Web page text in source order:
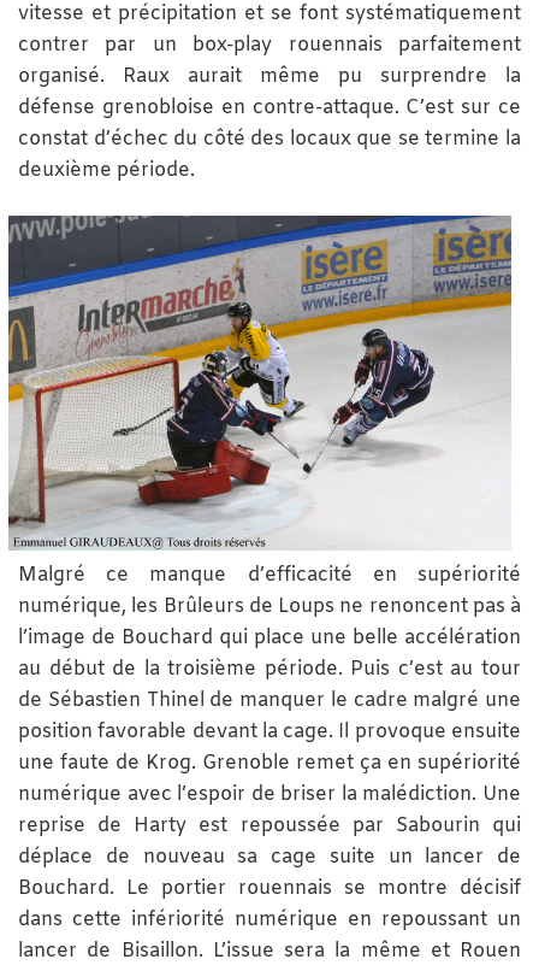
vitesse et précipitation et se font systématiquement
contrer par un box-play rouennais parfaitement
organisé. Raux aurait même pu surprendre la
défense grenobloise en contre-attaque. C’est sur ce
constat d’échec du côté des locaux que se termine la
deuxième période.
Malgré ce manque d’efficacité en supériorité
numérique, les Brûleurs de Loups ne renoncent pas à
l’image de Bouchard qui place une belle accélération
au début de la troisième période. Puis c’est au tour
de Sébastien Thinel de manquer le cadre malgré une
position favorable devant la cage. Il provoque ensuite
une faute de Krog. Grenoble remet ça en supériorité
numérique avec l’espoir de briser la malédiction. Une
reprise de Harty est repoussée par Sabourin qui
déplace de nouveau sa cage suite un lancer de
Bouchard. Le portier rouennais se montre décisif
dans cette infériorité numérique en repoussant un
lancer de Bisaillon. L’issue sera la même et Rouen